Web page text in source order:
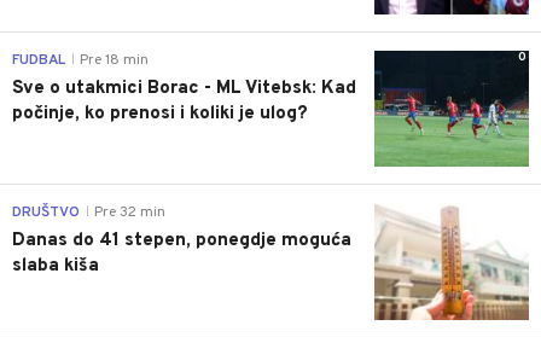
0
FUDBAL Pre 18 min
Sve o utakmici Borac - ML Vitebsk: Kad
počinje, ko prenosi i koliki je ulog?
DRUŠTVO Pre 32 min
Danas do 41 stepen, ponegdje moguća
slaba kiša